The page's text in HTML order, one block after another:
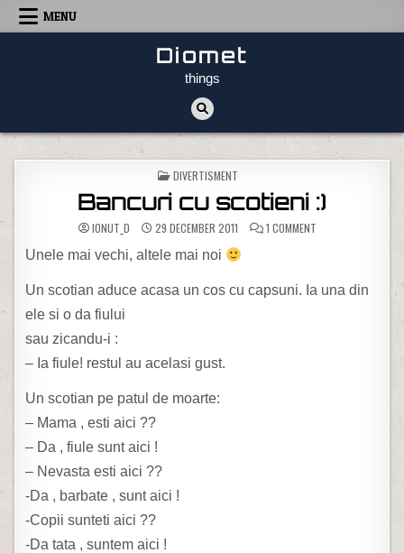
Skip to content
MENU
Diomet
things
POSTED IN
DIVERTISMENT
Bancuri cu scotieni :)
IONUT_D 29 DECEMBER 2011 1 COMMENT
Unele mai vechi, altele mai noi
Un scotian aduce acasa un cos cu capsuni. Ia una din
ele si o da fiului
sau zicandu-i :
– Ia fiule! restul au acelasi gust.
Un scotian pe patul de moarte:
– Mama , esti aici ??
– Da , fiule sunt aici !
– Nevasta esti aici ??
-Da , barbate , sunt aici !
-Copii sunteti aici ??
-Da tata , suntem aici !